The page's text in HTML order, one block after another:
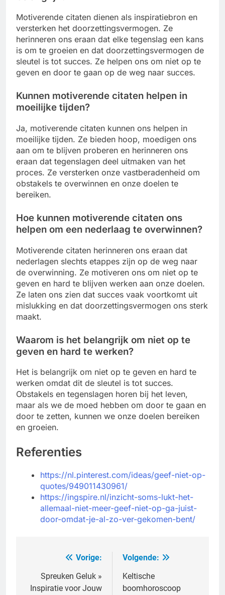
Motiverende citaten dienen als inspiratiebron en
versterken het doorzettingsvermogen. Ze
herinneren ons eraan dat elke tegenslag een kans
is om te groeien en dat doorzettingsvermogen de
sleutel is tot succes. Ze helpen ons om niet op te
geven en door te gaan op de weg naar succes.
Kunnen motiverende citaten helpen in
moeilijke tijden?
Ja, motiverende citaten kunnen ons helpen in
moeilijke tijden. Ze bieden hoop, moedigen ons
aan om te blijven proberen en herinneren ons
eraan dat tegenslagen deel uitmaken van het
proces. Ze versterken onze vastberadenheid om
obstakels te overwinnen en onze doelen te
bereiken.
Hoe kunnen motiverende citaten ons
helpen om een nederlaag te overwinnen?
Motiverende citaten herinneren ons eraan dat
nederlagen slechts etappes zijn op de weg naar
de overwinning. Ze motiveren ons om niet op te
geven en hard te blijven werken aan onze doelen.
Ze laten ons zien dat succes vaak voortkomt uit
mislukking en dat doorzettingsvermogen ons sterk
maakt.
Waarom is het belangrijk om niet op te
geven en hard te werken?
Het is belangrijk om niet op te geven en hard te
werken omdat dit de sleutel is tot succes.
Obstakels en tegenslagen horen bij het leven,
maar als we de moed hebben om door te gaan en
door te zetten, kunnen we onze doelen bereiken
en groeien.
Referenties
https://nl.pinterest.com/ideas/geef-niet-op-
quotes/949011430961/
https://ingspire.nl/inzicht-soms-lukt-het-
allemaal-niet-meer-geef-niet-op-ga-juist-
door-omdat-je-al-zo-ver-gekomen-bent/
navigatie
Vorige:
Spreuken Geluk »
Inspiratie voor Jouw
Volgende:
Keltische
boomhoroscoop